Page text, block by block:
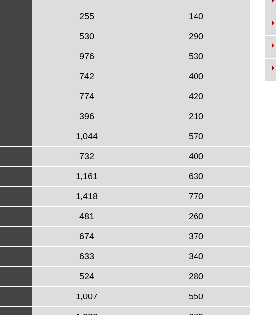
255 140
530 290
976 530
742 400
774 420
396 210
1,044 570
732 400
1,161 630
1,418 770
481 260
674 370
633 340
524 280
1,007 550